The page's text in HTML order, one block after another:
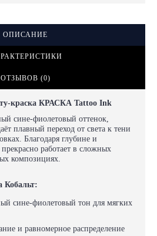
ОПИСАНИЕ
ОТЗЫВОВ (0)
краска КРАСКА Tattoo Ink
сине-фиолетовый оттенок,
плавный переход от света к тени
Благодаря глубине и
работает в сложных
композициях.
Кобальт:
сине-фиолетовый тон для мягких
и равномерное распределение